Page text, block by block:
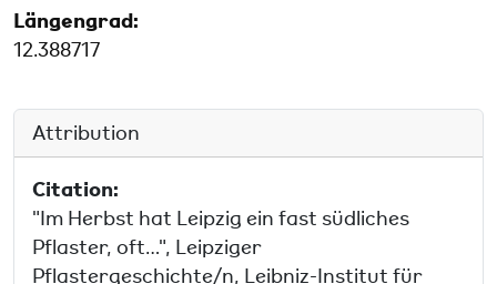
Längengrad:
12.388717
Attribution
Citation:
"Im Herbst hat Leipzig ein fast südliches
Pflaster, oft…", Leipziger
Pflastergeschichte/n, Leibniz-Institut für